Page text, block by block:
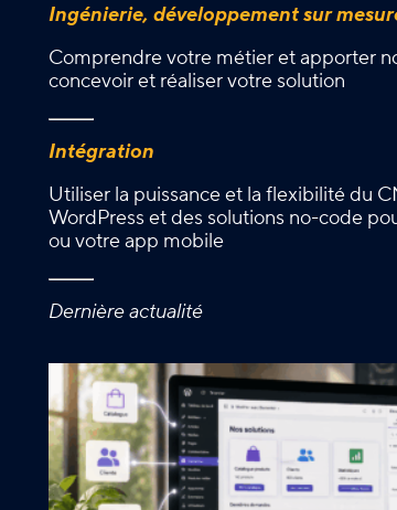
Ingénierie, développement sur
Comprendre votre métier et apporter
concevoir et réaliser votre solution
Intégration
Utiliser la puissance et la flexibilité du
WordPress et des solutions no-code
ou votre app mobile
Dernière actualité